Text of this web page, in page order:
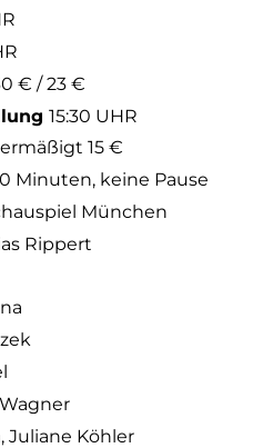
€ / 23 €
15:30 UHR
15 €
Minuten, keine Pause
München
Rippert
Juliane Köhler